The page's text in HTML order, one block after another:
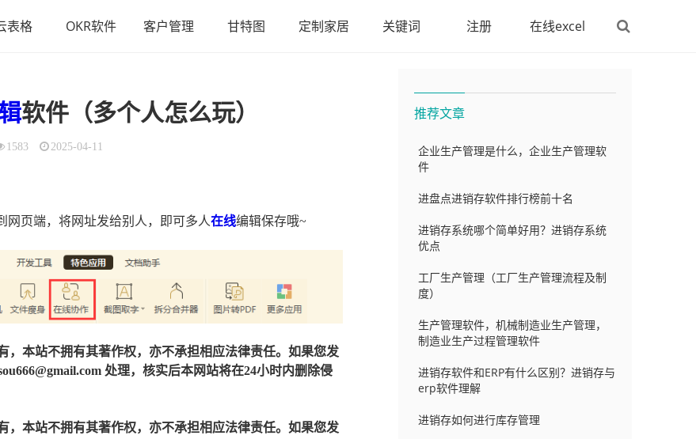
表格 OKR软件 客户管理 甘特图 定制家居 关键词 注册 在线excel
软件（多个人怎么玩）
1583 2025-04-11
网页端，将网址发给别人，即可多人在线编辑保存哦~
，本站不拥有其著作权，亦不承担相应法律责任。如果您发
处理，核实后本网站将在24小时内删除侵
，本站不拥有其著作权，亦不承担相应法律责任。如果您发
推荐文章
企业生产管理是什么，企业生产管理软
件
进盘点进销存软件排行榜前十名
进销存系统哪个简单好用？进销存系统
优点
工厂生产管理（工厂生产管理流程及制
度）
生产管理软件，机械制造业生产管理，
制造业生产过程管理软件
进销存软件和ERP有什么区别？进销存与
erp软件理解
进销存如何进行库存管理